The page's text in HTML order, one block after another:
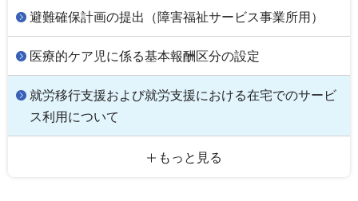
避難確保計画の提出（障害福祉サービス事業所用）
医療的ケア児に係る基本報酬区分の設定
就労移行支援および就労支援における在宅でのサービ
ス利用について
もっと見る